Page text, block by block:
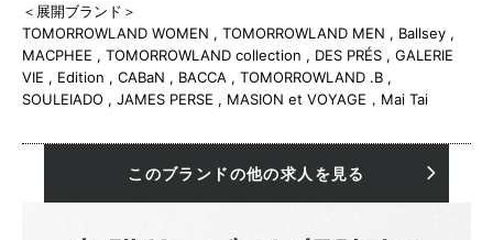
＜展開ブランド＞
TOMORROWLAND WOMEN , TOMORROWLAND MEN , Ballsey ,
MACPHEE , TOMORROWLAND collection , DES PRÉS , GALERIE
VIE , Edition , CABaN , BACCA , TOMORROWLAND .B ,
SOULEIADO , JAMES PERSE , MASION et VOYAGE，Mai Tai
このブランドの他の求人を見る